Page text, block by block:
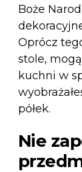
Boże
Oprócz
stole,
kuchni w
półek.
Nie